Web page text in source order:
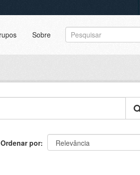
Sobre
Ordenar por